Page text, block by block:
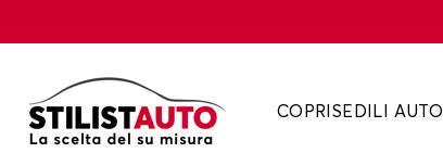
COPRISEDILI AUTO